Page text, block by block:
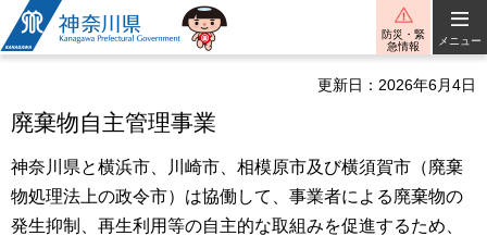
神奈川県
防災・緊
急情報
メニュー
更新日：2026年6月4日
廃棄物自主管理事業
神奈川県と横浜市、川崎市、相模原市及び横須賀市（廃棄
物処理法上の政令市）は協働して、事業者による廃棄物の
発生抑制、再生利用等の自主的な取組みを促進するため、